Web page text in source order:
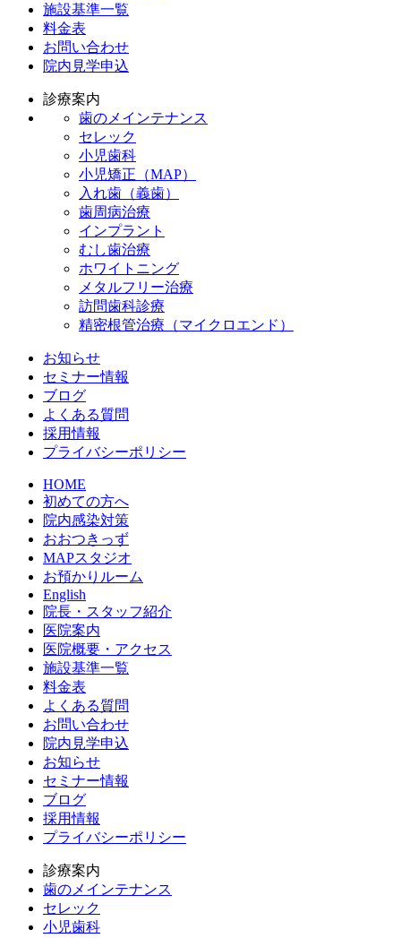
施設基準一覧
料金表
お問い合わせ
院内見学申込
診療案内
歯のメインテナンス
セレック
小児歯科
小児矯正（MAP）
入れ歯（義歯）
歯周病治療
インプラント
むし歯治療
ホワイトニング
メタルフリー治療
訪問歯科診療
精密根管治療（マイクロエンド）
お知らせ
セミナー情報
ブログ
よくある質問
採用情報
プライバシーポリシー
HOME
初めての方へ
院内感染対策
おおつきっず
MAPスタジオ
お預かりルーム
English
院長・スタッフ紹介
医院案内
医院概要・アクセス
施設基準一覧
料金表
よくある質問
お問い合わせ
院内見学申込
お知らせ
セミナー情報
ブログ
採用情報
プライバシーポリシー
診療案内
歯のメインテナンス
セレック
小児歯科